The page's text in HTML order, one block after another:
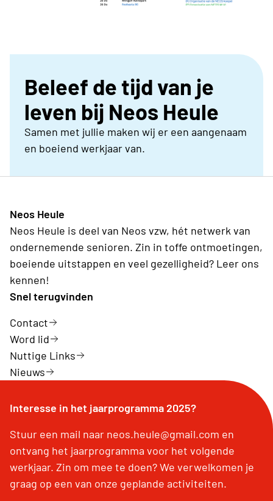
Beleef de tijd van je
leven bij Neos Heule
Samen met jullie maken wij er een aangenaam
en boeiend werkjaar van.
Neos Heule
Neos Heule is deel van Neos vzw, hét netwerk van
ondernemende senioren. Zin in toffe ontmoetingen,
boeiende uitstappen en veel gezelligheid? Leer ons
kennen!
Snel terugvinden
Contact
Word lid
Nuttige Links
Nieuws
Interesse in het jaarprogramma 2025?
Stuur een mail naar neos.heule@gmail.com en
ontvang het jaarprogramma voor het volgende
werkjaar. Zin om mee te doen? We verwelkomen je
graag op een van onze geplande activiteiten.